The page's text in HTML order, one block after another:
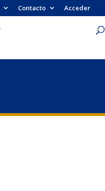
Contacto Acceder